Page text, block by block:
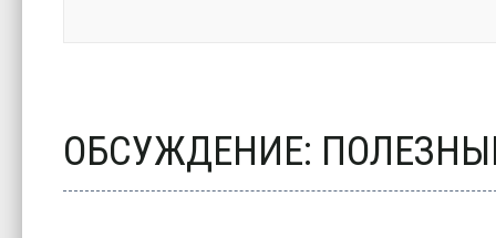
ОБСУЖДЕНИЕ: